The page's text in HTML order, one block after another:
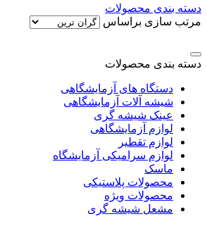
دسته بندی محصولات
مرتب سازی براساس
دسته بندی محصولات
دستگاه های آزمایشگاهی
شیشه آلات آزمایشگاهی
عینک شیشه گری
لوازم آزمایشگاهی
لوازم تقطیر
لوازم سرامیکی آزمایشگاه
ماسک
محصولات پلاستیکی
محصولات ویژه
مشعل شیشه گری